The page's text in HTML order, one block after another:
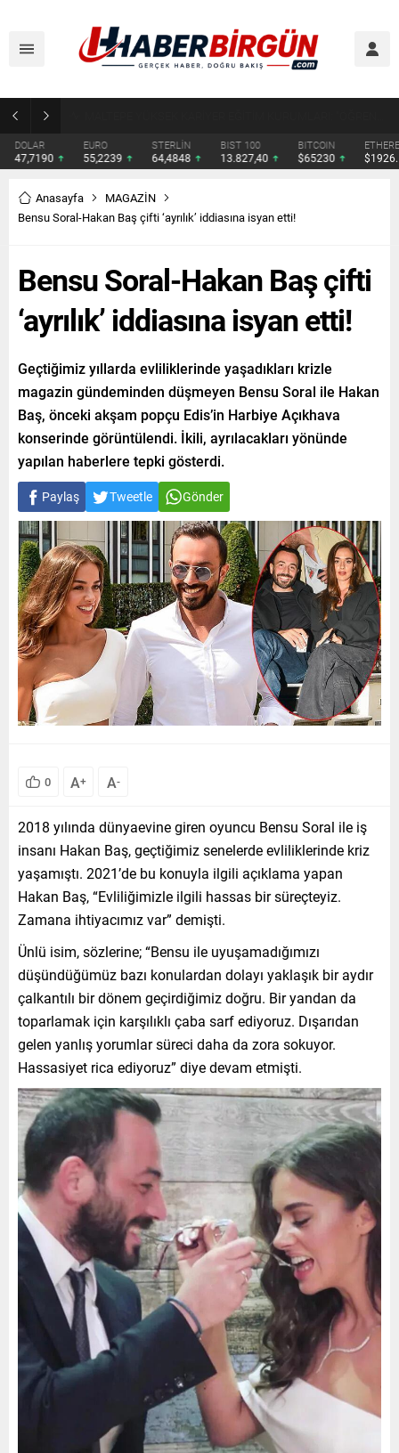
DOLAR
47,7190
EURO
55,2239
STERLİN
64,4848
BIST 100
13.827,40
BITCOIN
$65230
Anasayfa
MAGAZİN
Bensu Soral-Hakan Baş çifti ‘ayrılık’ iddiasına isyan etti!
Bensu Soral-Hakan Baş çifti
‘ayrılık’ iddiasına isyan etti!
Geçtiğimiz yıllarda evliliklerinde yaşadıkları krizle
magazin gündeminden düşmeyen Bensu Soral ile Hakan
Baş, önceki akşam popçu Edis’in Harbiye Açıkhava
konserinde görüntülendi. İkili, ayrılacakları yönünde
yapılan haberlere tepki gösterdi.
Paylaş Tweetle Gönder
0 A+ A-
2018 yılında dünyaevine giren oyuncu Bensu Soral ile iş
insanı Hakan Baş, geçtiğimiz senelerde evliliklerinde kriz
yaşamıştı. 2021’de bu konuyla ilgili açıklama yapan
Hakan Baş, “Evliliğimizle ilgili hassas bir süreçteyiz.
Zamana ihtiyacımız var” demişti.
Ünlü isim, sözlerine; “Bensu ile uyuşamadığımızı
düşündüğümüz bazı konulardan dolayı yaklaşık bir aydır
çalkantılı bir dönem geçirdiğimiz doğru. Bir yandan da
toparlamak için karşılıklı çaba sarf ediyoruz. Dışarıdan
gelen yanlış yorumlar süreci daha da zora sokuyor.
Hassasiyet rica ediyoruz” diye devam etmişti.